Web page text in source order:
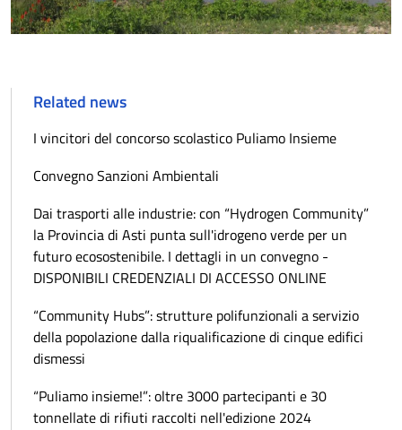
Related news
I vincitori del concorso scolastico Puliamo Insieme
Convegno Sanzioni Ambientali
Dai trasporti alle industrie: con “Hydrogen Community”
la Provincia di Asti punta sull'idrogeno verde per un
futuro ecosostenibile. I dettagli in un convegno -
DISPONIBILI CREDENZIALI DI ACCESSO ONLINE
“Community Hubs”: strutture polifunzionali a servizio
della popolazione dalla riqualificazione di cinque edifici
dismessi
“Puliamo insieme!”: oltre 3000 partecipanti e 30
tonnellate di rifiuti raccolti nell'edizione 2024